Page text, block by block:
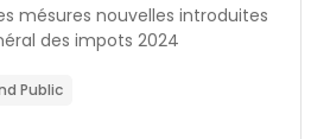
:
mésures nouvelles introduites
des impots 2024
Public